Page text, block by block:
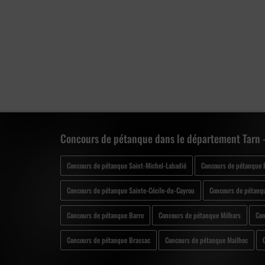
Concours de pétanque dans le département Tarn
Concours de pétanque Saint-Michel-Labadié Concours de pétanque
Concours de pétanque Sainte-Cécile-du-Cayrou Concours de
Concours de pétanque Barre Concours de pétanque Milhars
Concours de pétanque Brassac Concours de pétanque Mailhoc